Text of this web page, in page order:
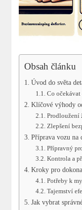
Obsah článku
Úvod do světa
Co
Klíčové výhody
Prodloužení
Zlepšení
Příprava vozu na
Přípravný
Kontrola ​a
Kroky pro
Potřeby k
Tajemství
Jak ⁣vybrat